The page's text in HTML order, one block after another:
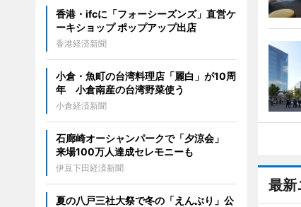
最新
香港・ifcに「フォーシーズンズ」直営ケ
ーキショップ ポップアップ出店
香港経済新聞
小倉・魚町の台湾料理店「麗白」が10周
年 小倉南産の台湾野菜使う
小倉経済新聞
石廊崎オーシャンパークで「夕涼会」
来場100万人達成セレモニーも
伊豆下田経済新聞
夏の八戸三社大祭で冬の「えんぶり」公